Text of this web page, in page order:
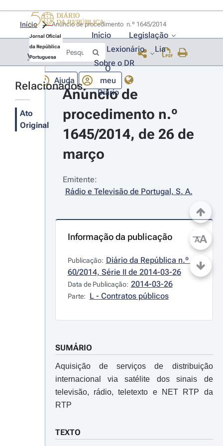
Jornal Oficial
da República
Portuguesa
Início
Legislação
Lexionário
Lia
Sobre o DR
Ajuda
O
meu
Diário
Início
Voltar
Relacionados
Ato
Original
Anúncio de
procedimento n.º
1645/2014, de 26 de
março
Emitente:
Rádio e Televisão de Portugal, S. A.
Informação da publicação
Publicação: Diário da República n.º
60/2014, Série II de 2014-03-26
Data de Publicação: 2014-03-26
Parte: L - Contratos públicos
SUMÁRIO
Aquisição de serviços de distribuição
internacional via satélite dos sinais de
televisão, rádio, teletexto e NET RTP da
RTP
TEXTO
AA